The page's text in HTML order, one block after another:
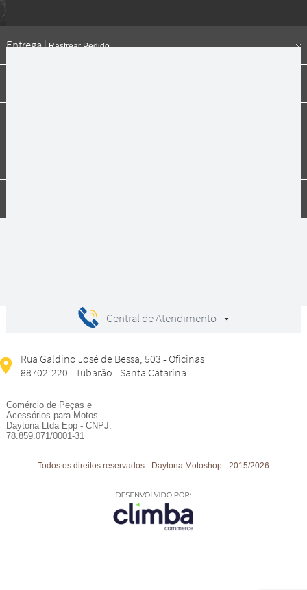
Entrega |Rastrear Pedido
Central de Atendimento
Rua Galdino José de Bessa, 503 - Oficinas
88702-220 - Tubarão - Santa Catarina
Comércio de Peças e
Acessórios para Motos
Daytona Ltda Epp - CNPJ:
78.859.071/0001-31
Todos os direitos reservados -Daytona Motoshop -2015/2026